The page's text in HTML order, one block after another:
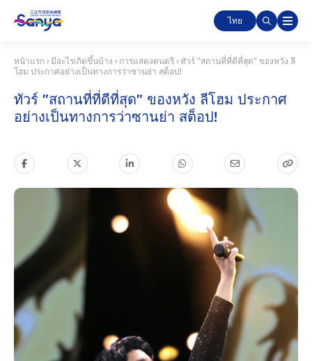
ไทย
หน้าแรก › มีอะไรเกิดขึ้นบ้าง › การแสดงดนตรี › ทัวร์ "สถานที่ที่ดีที่สุด" ของหวัง ลี
โฮม ประกาศอย่างเป็นทางการว่าซานย่า สต็อป!
ทัวร์ "สถานที่ที่ดีที่สุด" ของหวัง ลีโฮม ประกาศ
อย่างเป็นทางการว่าซานย่า สต็อป!